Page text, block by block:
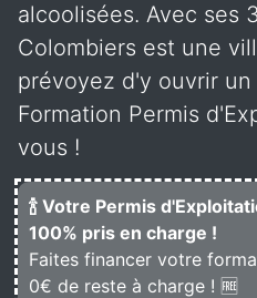
alcoolisées. Avec ses
Colombiers est une
prévoyez d'y ouvrir
Formation Permis
vous !
🍾 Votre Permis
100% pris en charge !
Faites financer votre
0€ de reste à charge ! 🆓